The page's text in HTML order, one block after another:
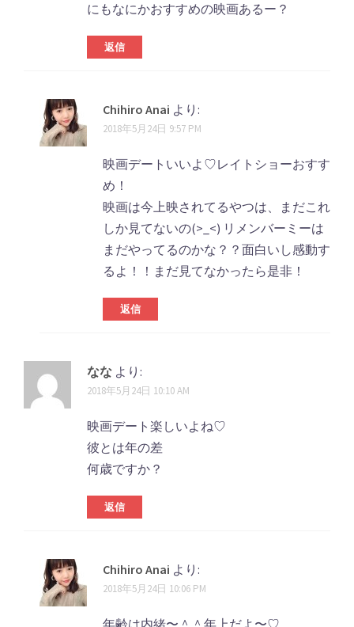
にもなにかおすすめの映画あるー？
返信
Chihiro Anai より:
2018年5月24日 9:57 PM
映画デートいいよ♡レイトショーおすす
め！
映画は今上映されてるやつは、まだこれ
しか見てないの(>_<) リメンバーミーは
まだやってるのかな？？面白いし感動す
るよ！！まだ見てなかったら是非！
返信
なな より:
2018年5月24日 10:10 AM
映画デート楽しいよね♡
彼とは年の差
何歳ですか？
返信
Chihiro Anai より:
2018年5月24日 10:06 PM